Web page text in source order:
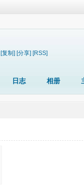
[复制] [分享] [RSS]
日志 相册